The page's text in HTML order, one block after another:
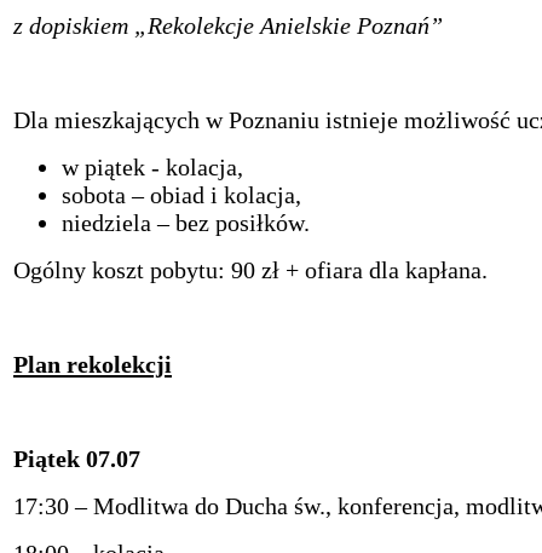
z dopiskiem „Rekolekcje Anielskie Poznań”
Dla mieszkających w Poznaniu istnieje możliwość
w piątek - kolacja,
sobota – obiad i kolacja,
niedziela – bez posiłków.
Ogólny koszt pobytu: 90 zł + ofiara dla kapłana.
Plan rekolekcji
Piątek 07.07
17:30–Modlitwa do Ducha św., konferencja,